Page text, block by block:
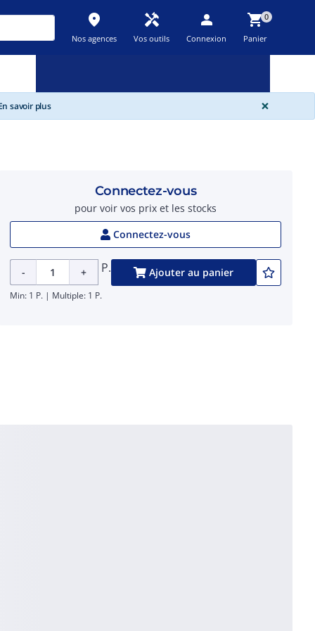
place
Nos agences
handyman
Vos outils
person
Connexion
shopping_cart0
Panier
savoir plus ×
Connectez-vous
pour voir vos prix et les stocks
Connectez-vous
- + P. Ajouter au panier
Min: 1 P. | Multiple: 1 P.